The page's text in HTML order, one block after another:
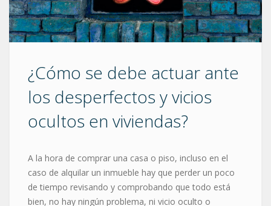
¿Cómo se debe actuar ante
los desperfectos y vicios
ocultos en viviendas?
A la hora de comprar una casa o piso, incluso en el
caso de alquilar un inmueble hay que perder un poco
de tiempo revisando y comprobando que todo está
bien, no hay ningún problema, ni vicio oculto o